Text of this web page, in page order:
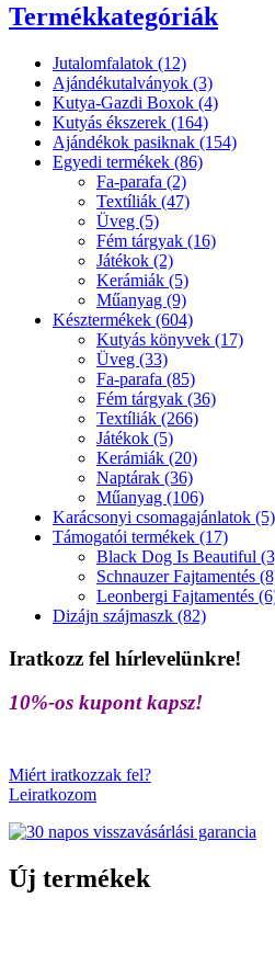
Termékkategóriák
Jutalomfalatok (12)
Ajándékutalványok (3)
Kutya-Gazdi Boxok (4)
Kutyás ékszerek (164)
Ajándékok pasiknak (154)
Egyedi termékek (86)
Fa-parafa (2)
Textíliák (47)
Üveg (5)
Fém tárgyak (16)
Játékok (2)
Kerámiák (5)
Műanyag (9)
Késztermékek (604)
Kutyás könyvek (17)
Üveg (33)
Fa-parafa (85)
Fém tárgyak (36)
Textíliák (266)
Játékok (5)
Kerámiák (20)
Naptárak (36)
Műanyag (106)
Karácsonyi csomagajánlatok (5)
Támogatói termékek (17)
Black Dog Is Beautiful
Schnauzer Fajtamentés
Leonbergi Fajtamentés
Dizájn szájmaszk (82)
Iratkozz fel hírlevelünkre!
10%-os kupont kapsz!
Miért iratkozzak fel?
Leiratkozom
Új termékek